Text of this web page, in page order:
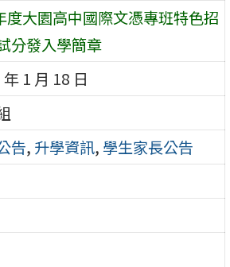
度大園高中國際文憑專班特色招
分發入學簡章
1 月 18 日
告, 升學資訊, 學生家長公告